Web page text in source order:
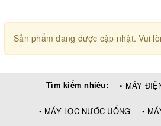
Sản phẩm đang được cập nhật. Vui
Tìm kiếm nhiều: • MÁY
• MÁY LỌC NƯỚC UỐNG •